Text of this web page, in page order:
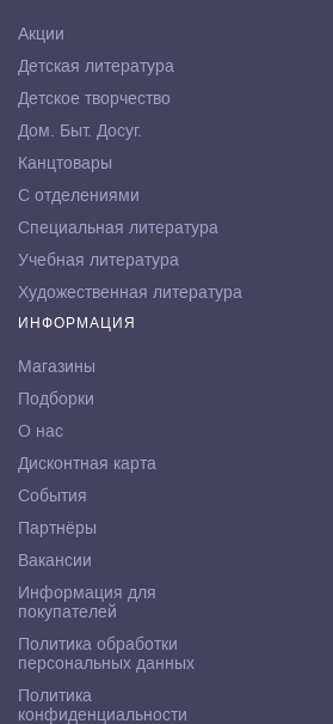
Акции
Детская литература
Детское творчество
Дом. Быт. Досуг.
Канцтовары
С отделениями
Специальная литература
Учебная литература
Художественная литература
ИНФОРМАЦИЯ
Магазины
Подборки
О нас
Дисконтная карта
События
Партнёры
Вакансии
Информация для
покупателей
Политика обработки
персональных данных
Политика
конфиденциальности